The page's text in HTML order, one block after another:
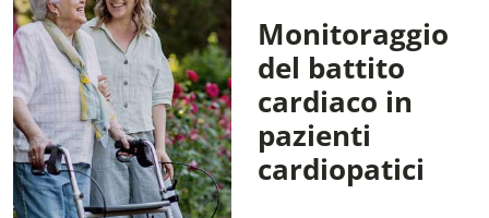
Monitoraggio
del battito
cardiaco in
pazienti
cardiopatici